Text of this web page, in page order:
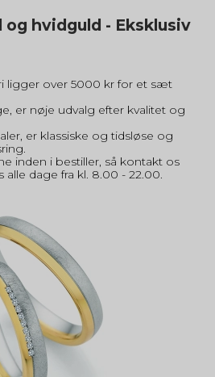
hvidguld - Eksklusiv
ligger over 5000 kr for et sæt
er nøje udvalg efter kvalitet og
er klassiske og tidsløse og
inden i bestiller, så kontakt os
alle dage fra kl. 8.00 - 22.00.